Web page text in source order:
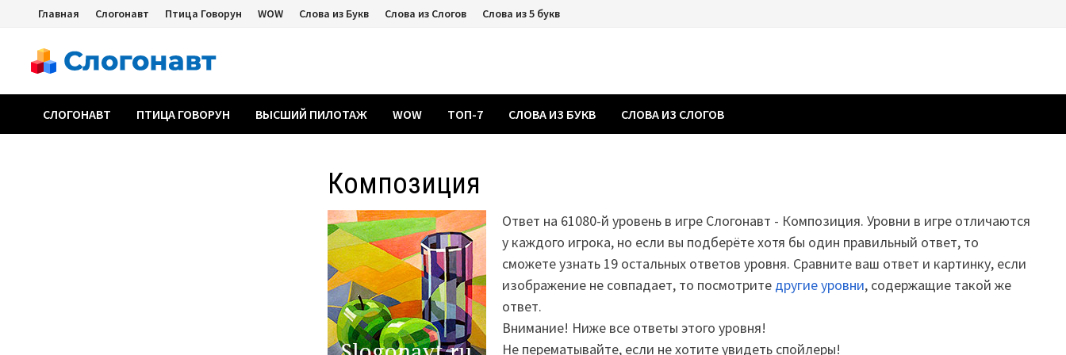
Перейти
содержимому
Главная Слогонавт Птица Говорун WOW Слова из Букв Слова из Слогов Слова из 5 букв
СЛОГОНАВТ ПТИЦА ГОВОРУН ВЫСШИЙ ПИЛОТАЖ WOW ТОП-7 СЛОВА ИЗ БУКВ СЛОВА ИЗ СЛОГОВ
Композиция
Ответ на 61080-й уровень в игре Слогонавт - Композиция. Уровни в игре отличаются
у каждого игрока, но если вы подберёте хотя бы один правильный ответ, то
сможете узнать 19 остальных ответов уровня. Сравните ваш ответ и картинку, если
изображение не совпадает, то посмотрите другие уровни, содержащие такой же
ответ.
Внимание! Ниже все ответы этого уровня!
Не перематывайте, если не хотите увидеть спойлеры!